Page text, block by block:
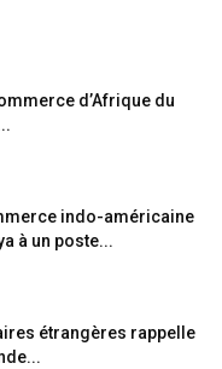
d’Afrique du
indo-américaine
à un poste...
étrangères rappelle